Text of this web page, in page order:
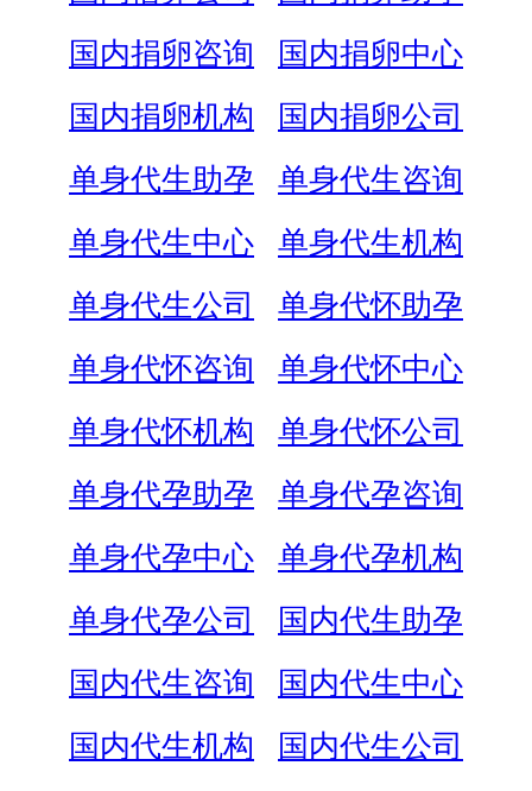
国内捐卵咨询
国内捐卵中心
国内捐卵机构
国内捐卵公司
单身代生助孕
单身代生咨询
单身代生中心
单身代生机构
单身代生公司
单身代怀助孕
单身代怀咨询
单身代怀中心
单身代怀机构
单身代怀公司
单身代孕助孕
单身代孕咨询
单身代孕中心
单身代孕机构
单身代孕公司
国内代生助孕
国内代生咨询
国内代生中心
国内代生机构
国内代生公司